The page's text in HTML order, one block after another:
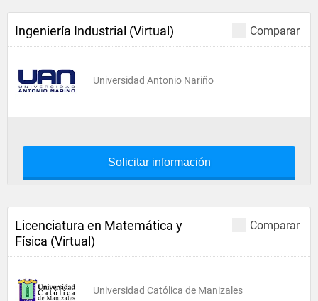
Comparar
Ingeniería Industrial (Virtual)
Universidad Antonio Nariño
Solicitar información
Comparar
Licenciatura en Matemática y
Física (Virtual)
Universidad Católica de Manizales